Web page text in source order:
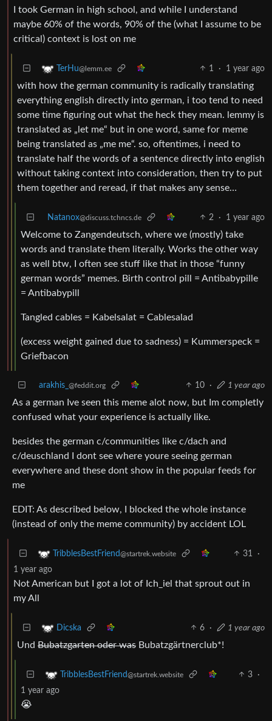
I took German in high school, and while I understand
maybe 60% of the words, 90% of the (what I assume to be
critical) context is lost on me
TerHu@lemm.ee 1 · 1 year ago
with how the german community is radically translating
everything english directly into german, i too tend to need
some time figuring out what the heck they mean. lemmy is
translated as „let me“ but in one word, same for meme
being translated as „me me“. so, oftentimes, i need to
translate half the words of a sentence directly into english
without taking context into consideration, then try to put
them together and reread, if that makes any sense…
Natanox@discuss.tchncs.de 2 · 1 year ago
Welcome to Zangendeutsch, where we (mostly) take
words and translate them literally. Works the other way
as well btw, I often see stuff like that in those “funny
german words” memes. Birth control pill = Antibabypille
= Antibabypill
Tangled cables = Kabelsalat = Cablesalad
(excess weight gained due to sadness) = Kummerspeck =
Griefbacon
arakhis_ @feddit.org 10 · 1 year ago
As a german Ive seen this meme alot now, but Im completly
confused what your experience is actually like.
besides the german c/communities like c/dach and
c/deuschland I dont see where youre seeing german
everywhere and these dont show in the popular feeds for
me
EDIT: As described below, I blocked the whole instance
(instead of only the meme community) by accident LOL
TribblesBestFriend@startrek.website 31
·
1 year ago
Not American but I got a lot of Ich_iel that sprout out in
my All
Dicska 6 · 1 year ago
Und Bubatzgarten oder was Bubatzgärtnerclub*!
TribblesBestFriend@startrek.website 3
·
1 year ago
😭